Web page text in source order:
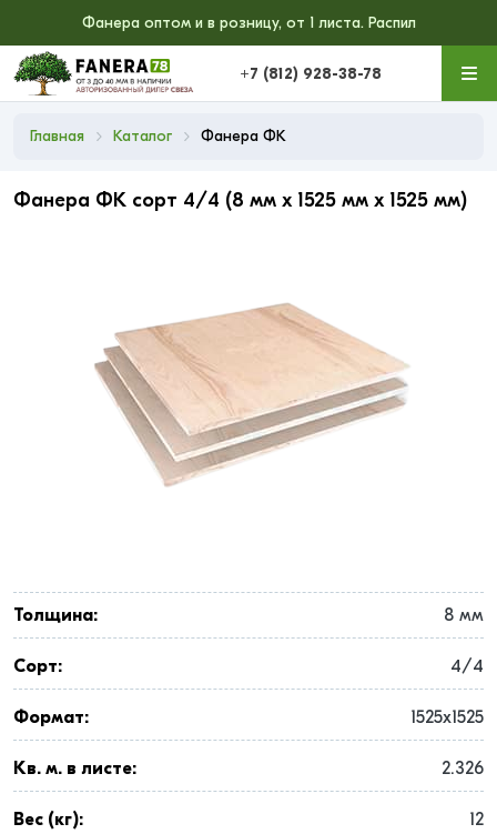
Фанера оптом и в розницу, от 1 листа. Распил
+7 (812) 928-38-78
Главная Каталог Фанера ФК
Фанера ФК сорт 4/4 (8 мм x 1525 мм x 1525 мм)
Толщина: 8 мм
Сорт: 4/4
Формат: 1525x1525
Кв. м. в листе: 2.326
Вес (кг): 12